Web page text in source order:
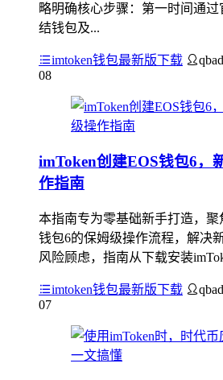
略明确核心步骤：第一时间通
结钱包及...
imtoken钱包最新版下载
08
imToken创建EOS钱包6，
作指南
本指南专为零基础新手打造，聚
钱包6的保姆级操作流程，解决
风险顾虑，指南从下载安装
imtoken钱包最新版下载
07